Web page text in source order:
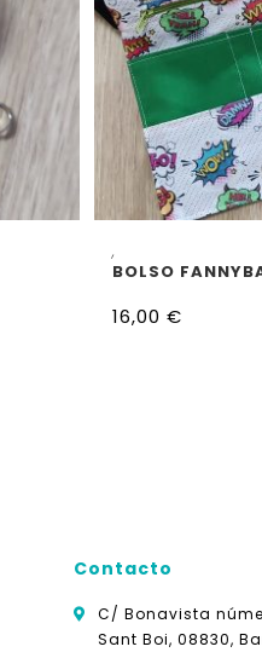
,
BOLSO
16,00€
Contacto
C/ Bonavista
Sant Boi, 08830,